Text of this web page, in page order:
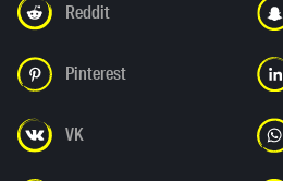
Reddit
Pinterest
VK